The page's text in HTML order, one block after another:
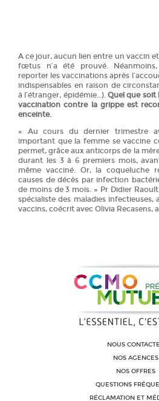
A ce jour, aucun lien entre un vaccin
fœtus n’a été prouvé.
reporter les vaccinations après
indispensables en raison de
à l’étranger, épidémie…).Quel que soit
vaccination contre la grippe est
enceinte.
« Au cours du dernier trimestre
important que la femme se vaccine
permet, grâce aux anticorps de la
durant les 3 à 6 premiers mois,
même vacciné. Or, la coqueluche
causes de décès par infection
de moins de 3 mois. » Pr Didier
spécialiste des maladies infectieuses,
vaccins, coécrit avec Olivia Recasens,
NOUS
NOS AGENCES
NOS OFFRES
QUESTIONS
RÉCLAMATION ET